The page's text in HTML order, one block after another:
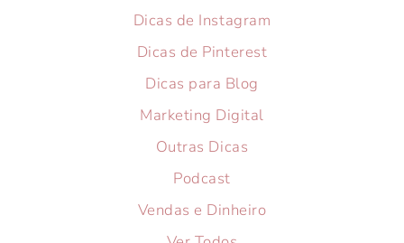
Dicas de Instagram
Dicas de Pinterest
Dicas para Blog
Marketing Digital
Outras Dicas
Podcast
Vendas e Dinheiro